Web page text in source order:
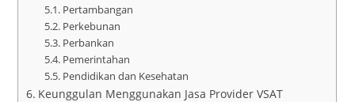
Pertambangan
Perkebunan
Perbankan
Pemerintahan
Pendidikan dan Kesehatan
Keunggulan Menggunakan Jasa Provider VSAT